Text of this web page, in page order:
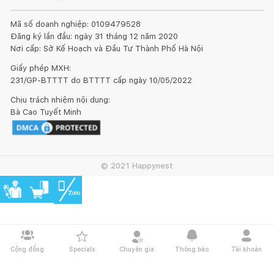
Cộng đồng Specials Chuyên gia Thông báo Tài khoản
Mã số doanh nghiệp: 0109479528
Đăng ký lần đầu: ngày 31 tháng 12 năm 2020
Nơi cấp: Sở Kế Hoạch và Đầu Tư Thành Phố Hà Nội
Giấy phép MXH:
231/GP-BTTTT do BTTTT cấp ngày 10/05/2022
Chịu trách nhiệm nội dung:
Bà Cao Tuyết Minh
© 2021 Happynest